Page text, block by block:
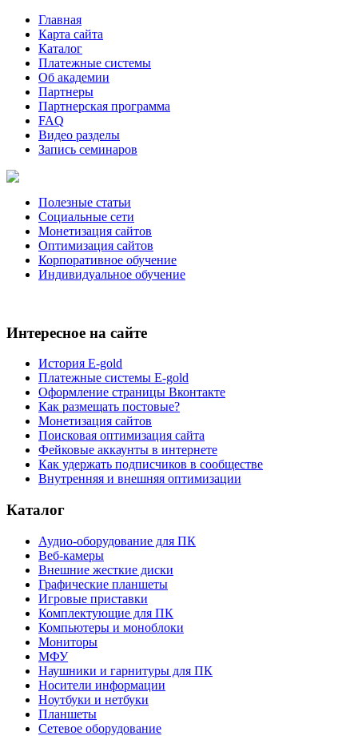
Главная
Карта сайта
Каталог
Платежные системы
Об академии
Партнеры
Партнерская программа
FAQ
Видео разделы
Запись семинаров
Полезные статьи
Социальные сети
Монетизация сайтов
Оптимизация сайтов
Корпоративное обучение
Индивидуальное обучение
Интересное на сайте
История E-gold
Платежные системы E-gold
Оформление страницы Вконтакте
Как размещать постовые?
Монетизация сайтов
Поисковая оптимизация сайта
Фейковые аккаунты в интернете
Как удержать подписчиков в сообществе
Внутренняя и внешняя оптимизации
Каталог
Аудио-оборудование для ПК
Веб-камеры
Внешние жесткие диски
Графические планшеты
Игровые приставки
Комплектующие для ПК
Компьютеры и моноблоки
Мониторы
МФУ
Наушники и гарнитуры для ПК
Носители информации
Ноутбуки и нетбуки
Планшеты
Сетевое оборудование